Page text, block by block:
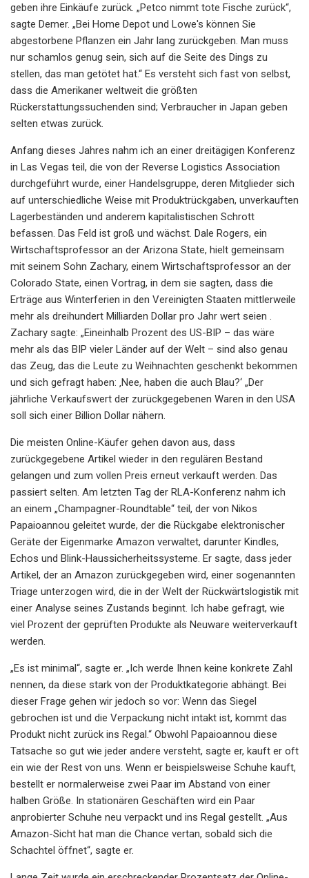
geben ihre Einkäufe zurück. „Petco nimmt tote Fische zurück“,
sagte Demer. „Bei Home Depot und Lowe's können Sie
abgestorbene Pflanzen ein Jahr lang zurückgeben. Man muss
nur schamlos genug sein, sich auf die Seite des Dings zu
stellen, das man getötet hat.“ Es versteht sich fast von selbst,
dass die Amerikaner weltweit die größten
Rückerstattungssuchenden sind; Verbraucher in Japan geben
selten etwas zurück.
Anfang dieses Jahres nahm ich an einer dreitägigen Konferenz
in Las Vegas teil, die von der Reverse Logistics Association
durchgeführt wurde, einer Handelsgruppe, deren Mitglieder sich
auf unterschiedliche Weise mit Produktrückgaben, unverkauften
Lagerbeständen und anderem kapitalistischen Schrott
befassen. Das Feld ist groß und wächst. Dale Rogers, ein
Wirtschaftsprofessor an der Arizona State, hielt gemeinsam
mit seinem Sohn Zachary, einem Wirtschaftsprofessor an der
Colorado State, einen Vortrag, in dem sie sagten, dass die
Erträge aus Winterferien in den Vereinigten Staaten mittlerweile
mehr als dreihundert Milliarden Dollar pro Jahr wert seien .
Zachary sagte: „Eineinhalb Prozent des US-BIP – das wäre
mehr als das BIP vieler Länder auf der Welt – sind also genau
das Zeug, das die Leute zu Weihnachten geschenkt bekommen
und sich gefragt haben: ‚Nee, haben die auch Blau?‘ „Der
jährliche Verkaufswert der zurückgegebenen Waren in den USA
soll sich einer Billion Dollar nähern.
Die meisten Online-Käufer gehen davon aus, dass
zurückgegebene Artikel wieder in den regulären Bestand
gelangen und zum vollen Preis erneut verkauft werden. Das
passiert selten. Am letzten Tag der RLA-Konferenz nahm ich
an einem „Champagner-Roundtable“ teil, der von Nikos
Papaioannou geleitet wurde, der die Rückgabe elektronischer
Geräte der Eigenmarke Amazon verwaltet, darunter Kindles,
Echos und Blink-Haussicherheitssysteme. Er sagte, dass jeder
Artikel, der an Amazon zurückgegeben wird, einer sogenannten
Triage unterzogen wird, die in der Welt der Rückwärtslogistik mit
einer Analyse seines Zustands beginnt. Ich habe gefragt, wie
viel Prozent der geprüften Produkte als Neuware weiterverkauft
werden.
„Es ist minimal“, sagte er. „Ich werde Ihnen keine konkrete Zahl
nennen, da diese stark von der Produktkategorie abhängt. Bei
dieser Frage gehen wir jedoch so vor: Wenn das Siegel
gebrochen ist und die Verpackung nicht intakt ist, kommt das
Produkt nicht zurück ins Regal.“ Obwohl Papaioannou diese
Tatsache so gut wie jeder andere versteht, sagte er, kauft er oft
ein wie der Rest von uns. Wenn er beispielsweise Schuhe kauft,
bestellt er normalerweise zwei Paar im Abstand von einer
halben Größe. In stationären Geschäften wird ein Paar
anprobierter Schuhe neu verpackt und ins Regal gestellt. „Aus
Amazon-Sicht hat man die Chance vertan, sobald sich die
Schachtel öffnet“, sagte er.